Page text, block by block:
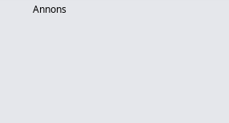
Annons